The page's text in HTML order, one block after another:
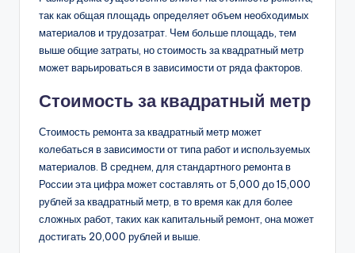
так как общая площадь определяет объем необходимых
материалов и трудозатрат. Чем больше площадь, тем
выше общие затраты, но стоимость за квадратный метр
может варьироваться в зависимости от ряда факторов.
Стоимость за квадратный метр
Стоимость ремонта за квадратный метр может
колебаться в зависимости от типа работ и используемых
материалов. В среднем, для стандартного ремонта в
России эта цифра может составлять от 5,000 до 15,000
рублей за квадратный метр, в то время как для более
сложных работ, таких как капитальный ремонт, она может
достигать 20,000 рублей и выше.